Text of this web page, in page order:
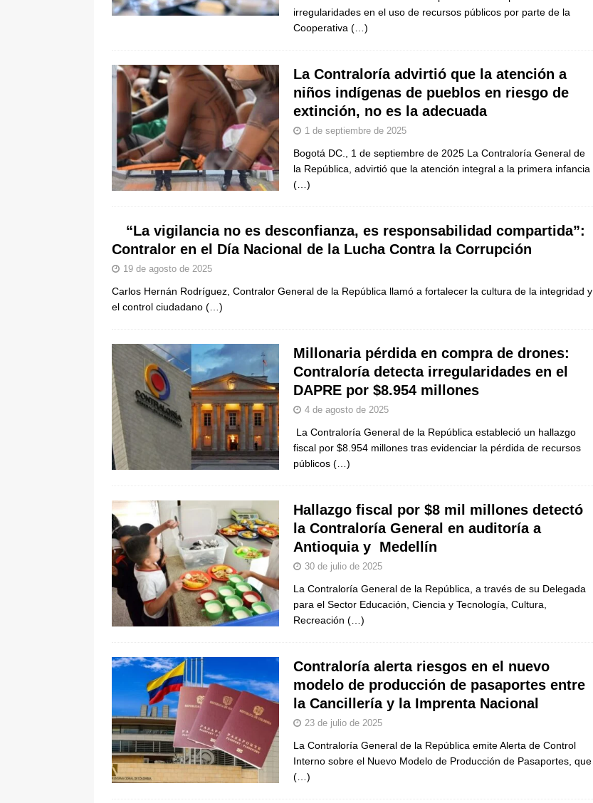
[ 6 de agosto de 2026 ] La historia detrás de la banda presidencial que portará Abelardo De La
irregularidades en el uso de recursos públicos por parte de la
Cooperativa (…)
La Contraloría advirtió que la atención a
niños indígenas de pueblos en riesgo de
extinción, no es la adecuada
1 de septiembre de 2025
Bogotá DC., 1 de septiembre de 2025 La Contraloría General de
la República, advirtió que la atención integral a la primera infancia
(…)
“La vigilancia no es desconfianza, es responsabilidad compartida”:
Contralor en el Día Nacional de la Lucha Contra la Corrupción
19 de agosto de 2025
Carlos Hernán Rodríguez, Contralor General de la República llamó a fortalecer la cultura de la integridad y
el control ciudadano (…)
Millonaria pérdida en compra de drones:
Contraloría detecta irregularidades en el
DAPRE por $8.954 millones
4 de agosto de 2025
La Contraloría General de la República estableció un hallazgo
fiscal por $8.954 millones tras evidenciar la pérdida de recursos
públicos (…)
Hallazgo fiscal por $8 mil millones detectó
la Contraloría General en auditoría a
Antioquia y Medellín
30 de julio de 2025
La Contraloría General de la República, a través de su Delegada
para el Sector Educación, Ciencia y Tecnología, Cultura,
Recreación (…)
Contraloría alerta riesgos en el nuevo
modelo de producción de pasaportes entre
la Cancillería y la Imprenta Nacional
23 de julio de 2025
La Contraloría General de la República emite Alerta de Control
Interno sobre el Nuevo Modelo de Producción de Pasaportes, que
(…)